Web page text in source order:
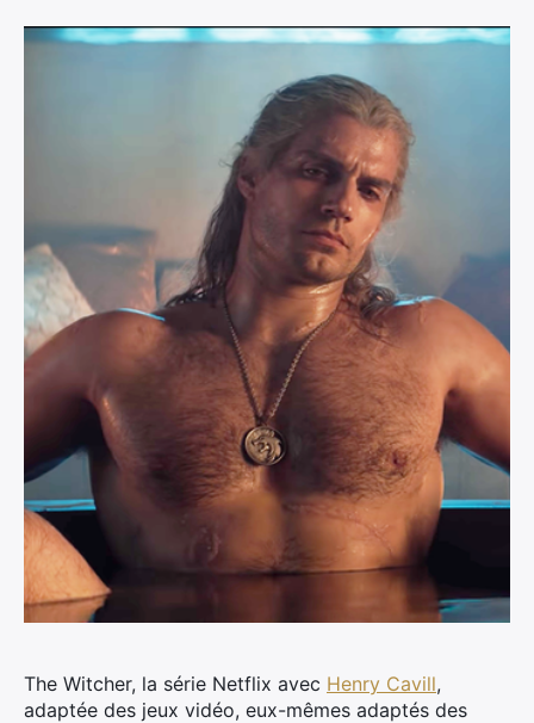
The Witcher, la série Netflix avec Henry Cavill,
adaptée des jeux vidéo, eux-mêmes adaptés des